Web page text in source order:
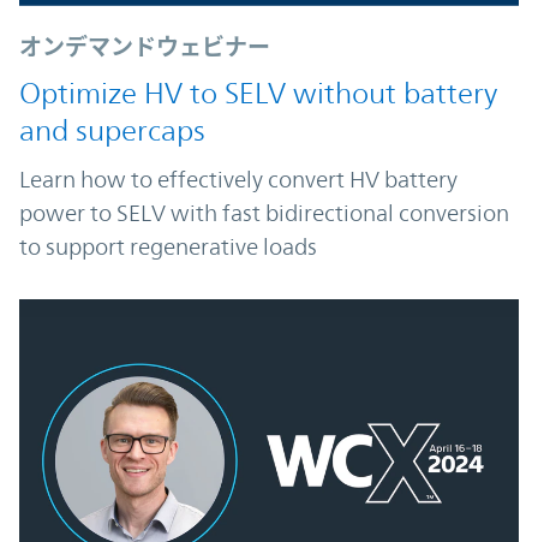
オンデマンドウェビナー
Optimize HV to SELV without battery
and supercaps
Learn how to effectively convert HV battery
power to SELV with fast bidirectional conversion
to support regenerative loads